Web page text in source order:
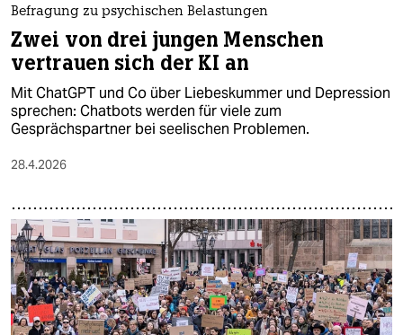
Befragung zu psychischen Belastungen
Zwei von drei jungen Menschen
vertrauen sich der KI an
Mit ChatGPT und Co über Liebeskummer und Depression
sprechen: Chatbots werden für viele zum
Gesprächspartner bei seelischen Problemen.
28.4.2026